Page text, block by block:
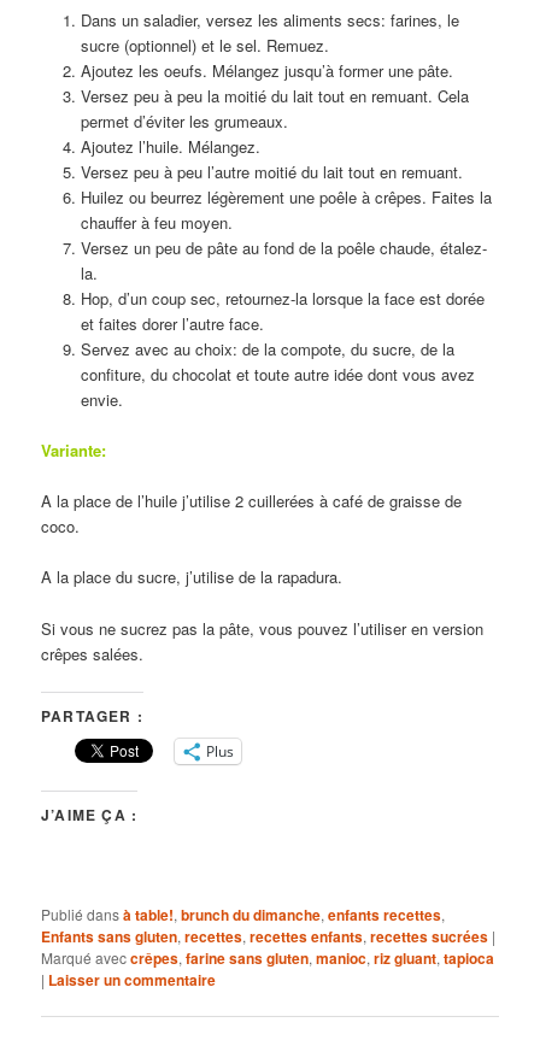
Dans un saladier, versez les aliments secs: farines, le
sucre (optionnel) et le sel. Remuez.
Ajoutez les oeufs. Mélangez jusqu’à former une pâte.
Versez peu à peu la moitié du lait tout en remuant. Cela
permet d’éviter les grumeaux.
Ajoutez l’huile. Mélangez.
Versez peu à peu l’autre moitié du lait tout en remuant.
Huilez ou beurrez légèrement une poêle à crêpes. Faites la
chauffer à feu moyen.
Versez un peu de pâte au fond de la poêle chaude, étalez-
la.
Hop, d’un coup sec, retournez-la lorsque la face est dorée
et faites dorer l’autre face.
Servez avec au choix: de la compote, du sucre, de la
confiture, du chocolat et toute autre idée dont vous avez
envie.
Variante:
A la place de l’huile j’utilise 2 cuillerées à café de graisse de
coco.
A la place du sucre, j’utilise de la rapadura.
Si vous ne sucrez pas la pâte, vous pouvez l’utiliser en version
crêpes salées.
PARTAGER :
Plus
J’AIME ÇA :
Publié dansà table!,brunch du dimanche,enfants recettes,
Enfants sans gluten,recettes,recettes enfants,recettes sucrées |
Marqué aveccrêpes,farine sans gluten,manioc,riz gluant,tapioca
| Laisser un commentaire